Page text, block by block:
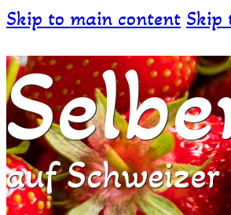
Skip to main content Skip
auf